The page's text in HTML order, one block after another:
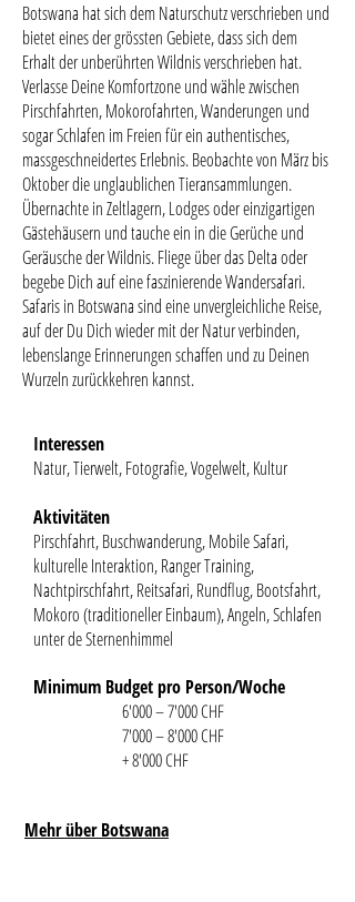
Botswana hat sich dem Naturschutz verschrieben und
bietet eines der grössten Gebiete, dass sich dem
Erhalt der unberührten Wildnis verschrieben hat.
Verlasse Deine Komfortzone und wähle zwischen
Pirschfahrten, Mokorofahrten, Wanderungen und
sogar Schlafen im Freien für ein authentisches,
massgeschneidertes Erlebnis. Beobachte von März bis
Oktober die unglaublichen Tieransammlungen.
Übernachte in Zeltlagern, Lodges oder einzigartigen
Gästehäusern und tauche ein in die Gerüche und
Geräusche der Wildnis. Fliege über das Delta oder
begebe Dich auf eine faszinierende Wandersafari.
Safaris in Botswana sind eine unvergleichliche Reise,
auf der Du Dich wieder mit der Natur verbinden,
lebenslange Erinnerungen schaffen und zu Deinen
Wurzeln zurückkehren kannst.
Interessen
Natur, Tierwelt, Fotografie, Vogelwelt, Kultur
Aktivitäten
Pirschfahrt, Buschwanderung, Mobile Safari,
kulturelle Interaktion, Ranger Training,
Nachtpirschfahrt, Reitsafari, Rundflug, Bootsfahrt,
Mokoro (traditioneller Einbaum), Angeln, Schlafen
unter de Sternenhimmel
Minimum Budget pro Person/Woche
6'000 – 7'000 CHF
7'000 – 8'000 CHF
+ 8'000 CHF
Mehr über Botswana